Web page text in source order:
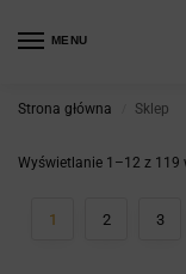
MENU
Strona główna Sklep
Wyświetlanie 1–12 z 119
1 2 3